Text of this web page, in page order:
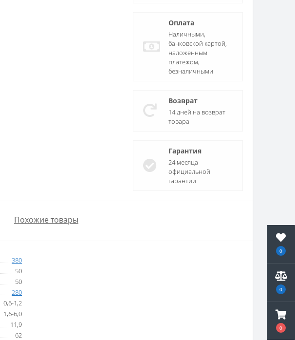
0
0
0
Оплата
Наличными,
банковской картой,
наложенным
платежом,
безналичными
Возврат
14 дней на возврат
товара
Гарантия
24 месяца
официальной
гарантии
Похожие товары
380
50
50
280
0,6-1,2
1,6-6,0
11,9
62